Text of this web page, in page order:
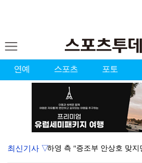
연예 스포츠 포토
최신기사 ▽